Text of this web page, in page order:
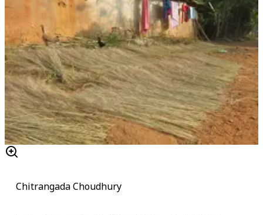
Chitrangada Choudhury